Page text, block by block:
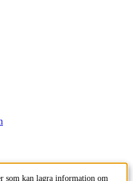
som kan lagra information om